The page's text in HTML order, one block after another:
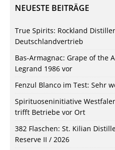
NEUESTE BEITRÄGE
True Spirits: Rockland
Deutschlandvertrieb
Bas-Armagnac: Grape of the
Legrand 1986 vor
Fenzul Blanco im Test: Sehr
Spirituoseninitiative
trifft Betriebe vor Ort
382 Flaschen: St. Kilian
Reserve II / 2026